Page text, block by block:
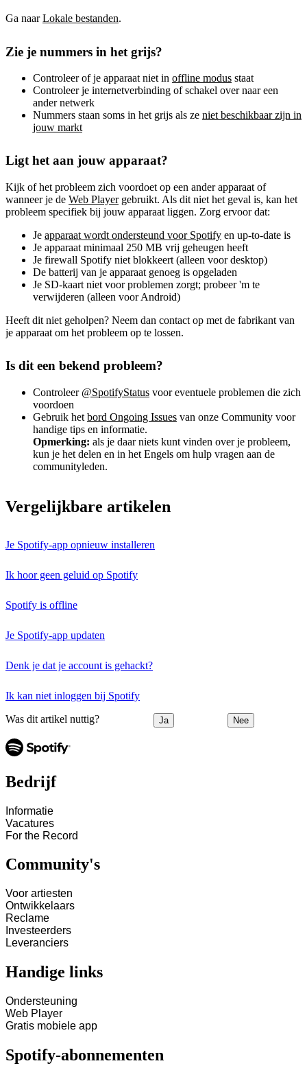
Ga naarLokale bestanden.
Zie je nummers in het grijs?
Controleer of je apparaat niet in offline modus staat
Controleer je internetverbinding of schakel over naar een
ander netwerk
Nummers staan soms in het grijs als ze niet beschikbaar zijn in
jouw markt
Ligt het aan jouw apparaat?
Kijk of het probleem zich voordoet op een ander apparaat of
wanneer je de Web Playergebruikt. Als dit niet het geval is, kan het
probleem specifiek bij jouw apparaat liggen. Zorg ervoor dat:
Je apparaat wordt ondersteund voor Spotify en up-to-date is
Je apparaat minimaal 250 MB vrij geheugen heeft
Je firewall Spotify niet blokkeert (alleen voor desktop)
De batterij van je apparaat genoeg is opgeladen
Je SD-kaart niet voor problemen zorgt; probeer 'm te
verwijderen (alleen voor Android)
Heeft dit niet geholpen? Neem dan contact op met de fabrikant van
je apparaat om het probleem op te lossen.
Is dit een bekend probleem?
Controleer @SpotifyStatus voor eventuele problemen die zich
voordoen
Gebruik het bord Ongoing Issues van onze Community voor
handige tips en informatie.
Opmerking: als je daar niets kunt vinden over je probleem,
kun je het delen en in het Engels om hulp vragen aan de
communityleden.
Vergelijkbare artikelen
Je Spotify-app opnieuw installeren
Ik hoor geen geluid op Spotify
Spotify is offline
Je Spotify-app updaten
Denk je dat je account is gehackt?
Ik kan niet inloggen bij Spotify
Was dit artikel nuttig? Ja Nee
Bedrijf
Informatie
Vacatures
For the Record
Community's
Voor artiesten
Ontwikkelaars
Reclame
Investeerders
Leveranciers
Handige links
Ondersteuning
Web Player
Gratis mobiele app
Spotify-abonnementen